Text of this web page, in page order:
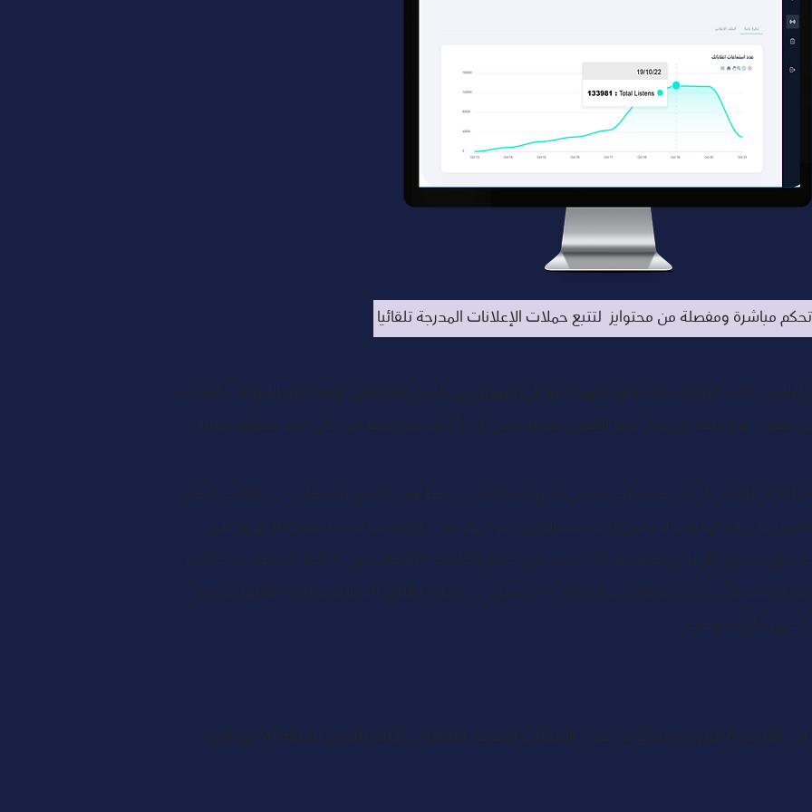
مباشرة ومفصلة من محتوايز  لتتبع حملات الإعلانات المدرجة تلقائيا
إعلانية، كانت الترتيبات تستغرق شهرا كاملا الى شهرين من العمل المتواصل، ومع منتج الإعلانات المدرجة
تلقائيا تيسر الأمر إلى حد إطلاق الحملة في غضون يوم واحد في حال توفر الإعلان صوتيا، ومن  3 - 5 أيام عمل فقط في حال قيام محتوايز بكتابة
المادة الإعلانية على الحلقات الجديدة من برامج البودكاست فقط وهذه العملية تتطلب في الغالب انتظار
على إنتاجها وقد لا يكون ذلك مجدولا في تقويمهم وقت إجراء الحملة مما يصعّب المهمة على
فإن محتوى الإعلان يطبق بشكل مباشر على جميع الحلقات السابقة بدون الحاجة للانتظار، حيث يوفر
المدعومة من قبل محتوايز بشكل كامل؛ مما يسرع من عملية إطلاق الحملات وزيادة كفائتها , ويوفر
الجمهور المستهدف.
استهدفت شركة زين السعودية الوصول إلى أكثر من 8 مليون استماع من خلال الإعلانات المدرجة التلقائية، وذلك للترويج لشبكة 5G من زين،